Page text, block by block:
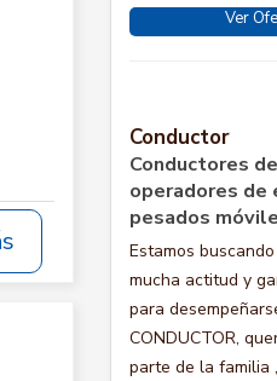
Ver
Conductor
Conductores
operadores de
pesados
Estamos
mucha actitud y
para
CONDUCTOR,
parte de la familia